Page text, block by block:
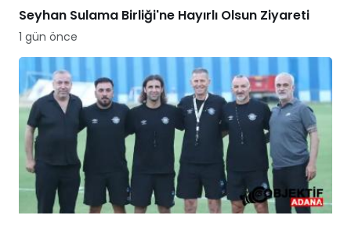
Seyhan Sulama Birliği'ne Hayırlı Olsun Ziyareti
1 gün önce